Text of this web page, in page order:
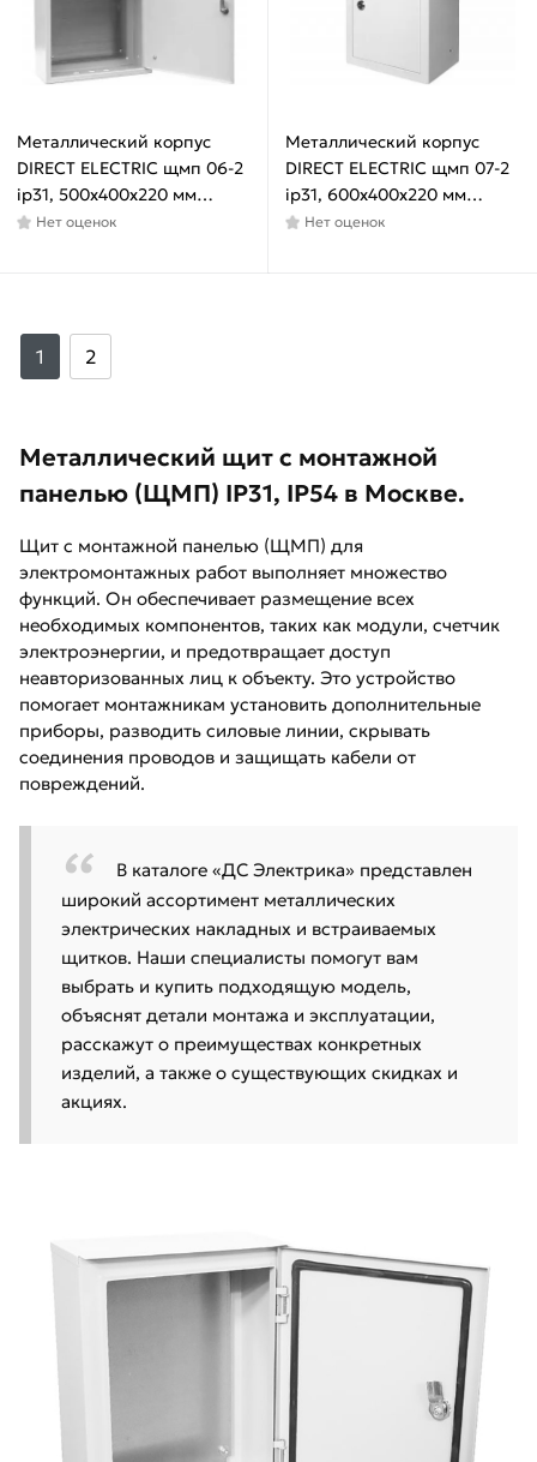
Металлический корпус
DIRECT ELECTRIC щмп 06-2
ip31, 500x400x220 мм
DE16202010
Нет оценок
Металлический корпус
DIRECT ELECTRIC щмп 07-2
ip31, 600x400x220 мм
DE16202011
Нет оценок
1 2
Металлический щит с монтажной
панелью (ЩМП) IP31, IP54 в Москве.
Щит с монтажной панелью (ЩМП) для
электромонтажных работ выполняет множество
функций. Он обеспечивает размещение всех
необходимых компонентов, таких как модули, счетчик
электроэнергии, и предотвращает доступ
неавторизованных лиц к объекту. Это устройство
помогает монтажникам установить дополнительные
приборы, разводить силовые линии, скрывать
соединения проводов и защищать кабели от
повреждений.
В каталоге «ДС Электрика» представлен
широкий ассортимент металлических
электрических накладных и встраиваемых
щитков. Наши специалисты помогут вам
выбрать и купить подходящую модель,
объяснят детали монтажа и эксплуатации,
расскажут о преимуществах конкретных
изделий, а также о существующих скидках и
акциях.